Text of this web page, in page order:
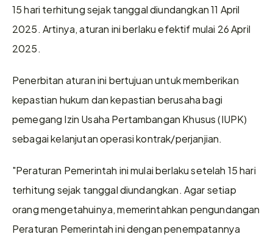
15 hari terhitung sejak tanggal diundangkan 11 April
2025. Artinya, aturan ini berlaku efektif mulai 26 April
2025.
Penerbitan aturan ini bertujuan untuk memberikan
kepastian hukum dan kepastian berusaha bagi
pemegang Izin Usaha Pertambangan Khusus (IUPK)
sebagai kelanjutan operasi kontrak/perjanjian.
"Peraturan Pemerintah ini mulai berlaku setelah 15 hari
terhitung sejak tanggal diundangkan. Agar setiap
orang mengetahuinya, memerintahkan pengundangan
Peraturan Pemerintah ini dengan penempatannya